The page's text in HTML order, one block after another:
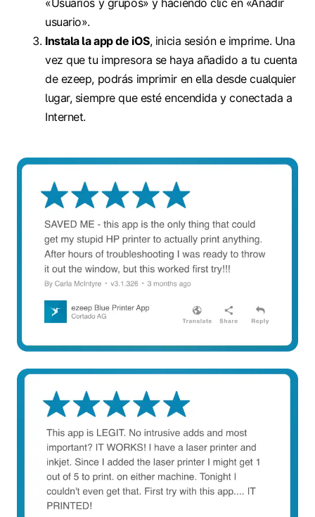
«Usuarios y grupos» y haciendo clic en «Añadir
usuario».
Instala la app de iOS, inicia sesión e imprime. Una
vez que tu impresora se haya añadido a tu cuenta
de ezeep, podrás imprimir en ella desde cualquier
lugar, siempre que esté encendida y conectada a
Internet.